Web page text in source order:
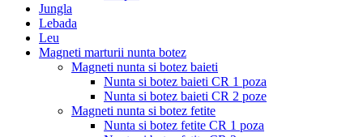
Jungla
Lebada
Leu
Magneti marturii nunta botez
Magneti nunta si botez baieti
Nunta si botez baieti CR 1 poza
Nunta si botez baieti CR 2 poze
Magneti nunta si botez fetite
Nunta si botez fetite CR 1 poza